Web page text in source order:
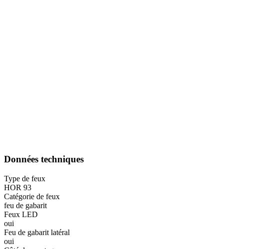
Données techniques
Type de feux
HOR 93
Catégorie de feux
feu de gabarit
Feux LED
oui
Feu de gabarit latéral
oui